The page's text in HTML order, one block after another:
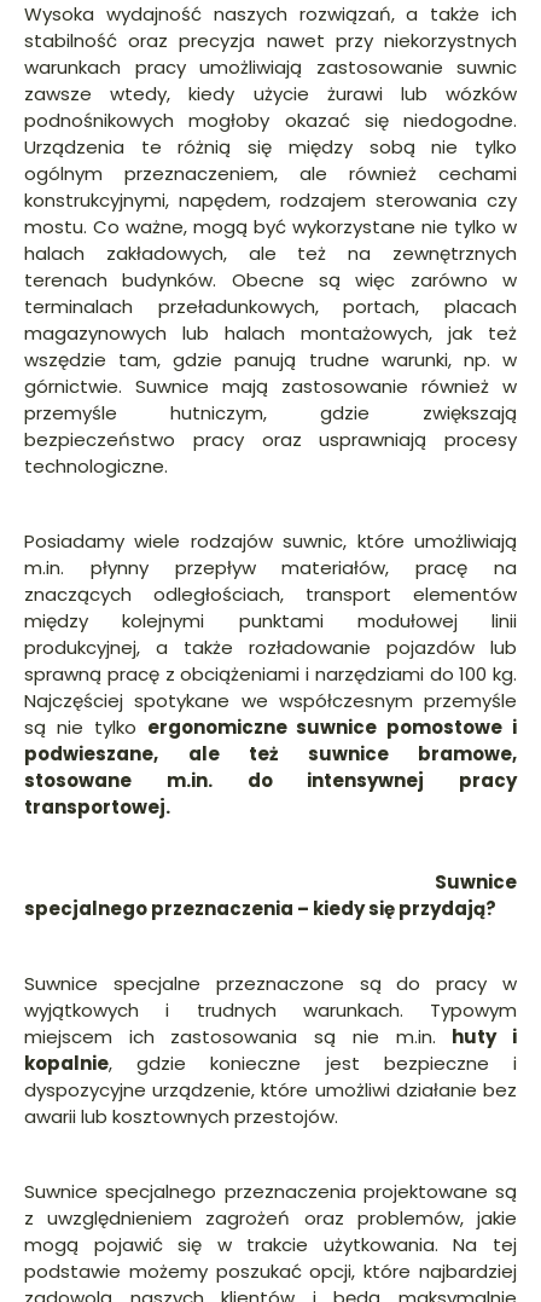
Wysoka wydajność naszych rozwiązań, a także ich
stabilność oraz precyzja nawet przy niekorzystnych
warunkach pracy umożliwiają zastosowanie suwnic
zawsze wtedy, kiedy użycie żurawi lub wózków
podnośnikowych mogłoby okazać się niedogodne.
Urządzenia te różnią się między sobą nie tylko
ogólnym przeznaczeniem, ale również cechami
konstrukcyjnymi, napędem, rodzajem sterowania czy
mostu. Co ważne, mogą być wykorzystane nie tylko w
halach zakładowych, ale też na zewnętrznych
terenach budynków. Obecne są więc zarówno w
terminalach przeładunkowych, portach, placach
magazynowych lub halach montażowych, jak też
wszędzie tam, gdzie panują trudne warunki, np. w
górnictwie. Suwnice mają zastosowanie również w
przemyśle hutniczym, gdzie zwiększają
bezpieczeństwo pracy oraz usprawniają procesy
technologiczne.
Posiadamy wiele rodzajów suwnic, które umożliwiają
m.in. płynny przepływ materiałów, pracę na
znaczących odległościach, transport elementów
między kolejnymi punktami modułowej linii
produkcyjnej, a także rozładowanie pojazdów lub
sprawną pracę z obciążeniami i narzędziami do 100 kg.
Najczęściej spotykane we współczesnym przemyśle
są nie tylko ergonomiczne suwnice pomostowe i
podwieszane, ale też suwnice bramowe,
stosowane m.in. do intensywnej pracy
transportowej.
Suwnice
specjalnego przeznaczenia – kiedy się przydają?
Suwnice specjalne przeznaczone są do pracy w
wyjątkowych i trudnych warunkach. Typowym
miejscem ich zastosowania są nie m.in. huty i
kopalnie, gdzie konieczne jest bezpieczne i
dyspozycyjne urządzenie, które umożliwi działanie bez
awarii lub kosztownych przestojów.
Suwnice specjalnego przeznaczenia projektowane są
z uwzględnieniem zagrożeń oraz problemów, jakie
mogą pojawić się w trakcie użytkowania. Na tej
podstawie możemy poszukać opcji, które najbardziej